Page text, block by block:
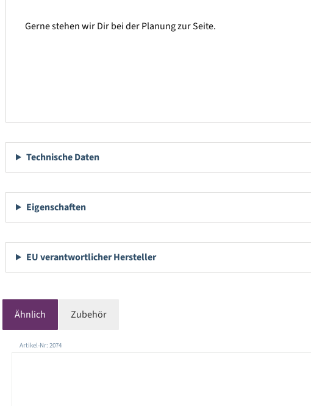
Gerne stehen wir Dir bei der Planung zur Seite.
Technische Daten
Eigenschaften
EU verantwortlicher Hersteller
Ähnlich Zubehör
Produktgalerie überspringen
Artikel-Nr: 2074